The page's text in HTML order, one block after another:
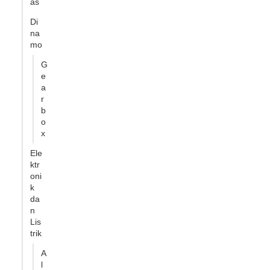
as
Di
na
mo
G
e
a
r
b
o
x
Ele
ktr
oni
k
da
n
Lis
trik
A
l